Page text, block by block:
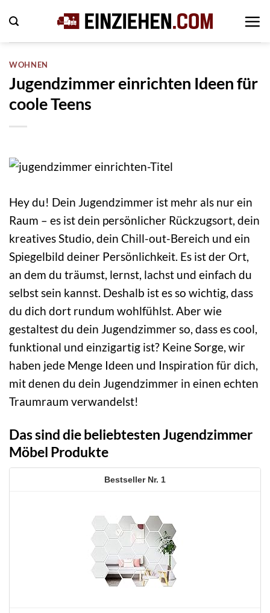
Inhalt
springen
WOHNEN
Jugendzimmer einrichten Ideen für
coole Teens
Hey du! Dein Jugendzimmer ist mehr als nur ein
Raum – es ist dein persönlicher Rückzugsort, dein
kreatives Studio, dein Chill-out-Bereich und ein
Spiegelbild deiner Persönlichkeit. Es ist der Ort,
an dem du träumst, lernst, lachst und einfach du
selbst sein kannst. Deshalb ist es so wichtig, dass
du dich dort rundum wohlfühlst. Aber wie
gestaltest du dein Jugendzimmer so, dass es cool,
funktional und einzigartig ist? Keine Sorge, wir
haben jede Menge Ideen und Inspiration für dich,
mit denen du dein Jugendzimmer in einen echten
Traumraum verwandelst!
Das sind die beliebtesten Jugendzimmer
Möbel Produkte
1